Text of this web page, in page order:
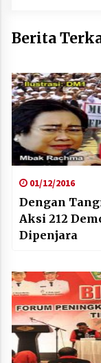
Berita
01/12/2016
Dengan
Aksi 212
Dipenjara